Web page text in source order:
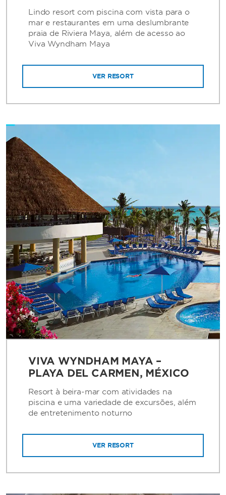
Lindo resort com piscina com vista para o
mar e restaurantes em uma deslumbrante
praia de Riviera Maya, além de acesso ao
Viva Wyndham Maya
VER RESORT
VIVA WYNDHAM MAYA –
PLAYA DEL CARMEN, MÉXICO
Resort à beira-mar com atividades na
piscina e uma variedade de excursões, além
de entretenimento noturno
VER RESORT